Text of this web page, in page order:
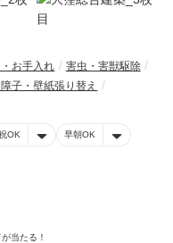
お手入れ
害虫・害獣駆除
子・壁紙張り替え
OK 早朝OK
当たる！